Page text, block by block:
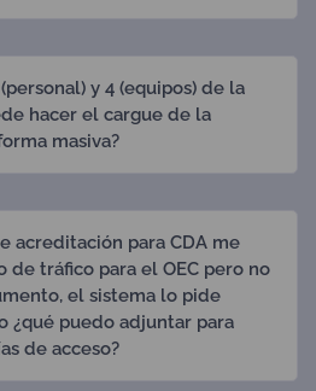
y 4 (equipos) de la
hacer el cargue de la
masiva?
acreditación para CDA me
de tráfico para el OEC pero no
el sistema lo pide
¿qué puedo adjuntar para
de acceso?